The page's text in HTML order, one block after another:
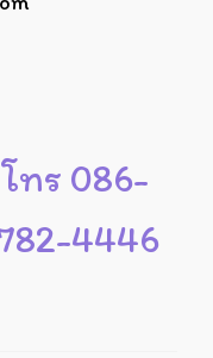
ทร 086-
4446